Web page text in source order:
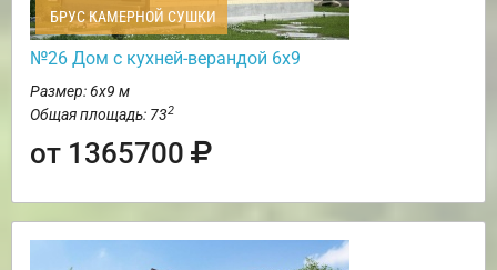
БРУС КАМЕРНОЙ СУШКИ
№26 Дом с кухней-верандой 6х9
Размер: 6х9 м
Общая площадь: 732
от 1365700